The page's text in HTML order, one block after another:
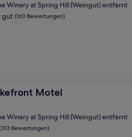
Winery at Spring Hill (Weingut) entfernt
gut (163 Bewertungen)
Motel
Motel
Winery at Spring Hill (Weingut) entfernt
Bewertungen)